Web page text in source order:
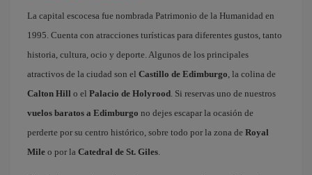
La capital escocesa fue nombrada Patrimonio de la Humanidad en
1995. Cuenta con atracciones turísticas para diferentes gustos, tanto
historia, cultura, ocio y deporte. Algunos de los principales
atractivos de la ciudad son el Castillo de Edimburgo, la colina de
Calton Hill o el Palacio de Holyrood. Si reservas uno de nuestros
vuelos baratos a Edimburgo no dejes escapar la ocasión de
perderte por su centro histórico, sobre todo por la zona de Royal
Mile o por la Catedral de St. Giles.